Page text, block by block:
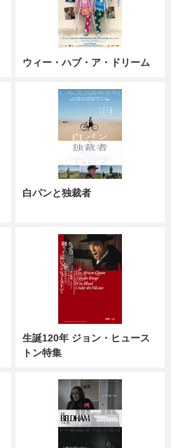
ウィー・ハブ・ア・ドリーム
白パンと独裁者
生誕120年 ジョン・ヒュース
トン特集